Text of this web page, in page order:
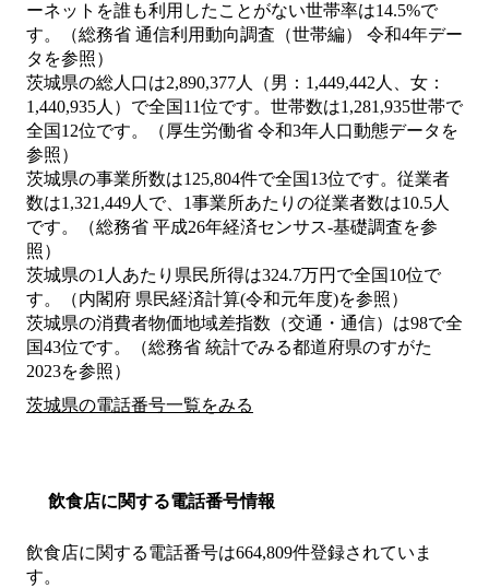
ーネットを誰も利用したことがない世帯率は14.5%で
す。（総務省 通信利用動向調査（世帯編） 令和4年デー
タを参照）
茨城県の総人口は2,890,377人（男：1,449,442人、女：
1,440,935人）で全国11位です。世帯数は1,281,935世帯で
全国12位です。（厚生労働省 令和3年人口動態データを
参照）
茨城県の事業所数は125,804件で全国13位です。従業者
数は1,321,449人で、1事業所あたりの従業者数は10.5人
です。（総務省 平成26年経済センサス‐基礎調査を参
照）
茨城県の1人あたり県民所得は324.7万円で全国10位で
す。（内閣府 県民経済計算(令和元年度)を参照）
茨城県の消費者物価地域差指数（交通・通信）は98で全
国43位です。（総務省 統計でみる都道府県のすがた
2023を参照）
茨城県の電話番号一覧をみる
飲食店に関する電話番号情報
飲食店に関する電話番号は664,809件登録されていま
す。